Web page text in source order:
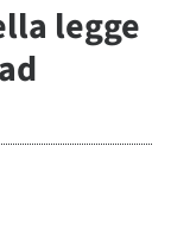
legge